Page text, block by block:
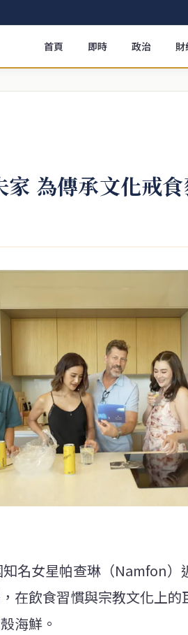
首頁 即時 政治 財
家 為傳承文化戒
知名女星帕查琳（Namfon）
在飲食習慣與宗教文化上
海鮮。